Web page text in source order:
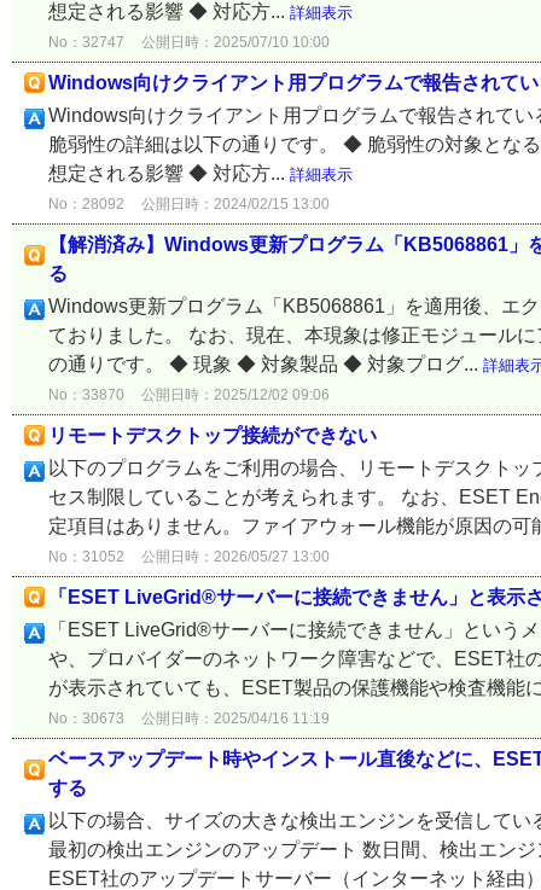
想定される影響 ◆ 対応方... 詳細表示
No：32747 公開日時：2025/07/10 10:00
Windows向けクライアント用プログラムで報告されて
Windows向けクライアント用プログラムで報告されて
脆弱性の詳細は以下の通りです。 ◆ 脆弱性の対象と
想定される影響 ◆ 対応方... 詳細表示
No：28092 公開日時：2024/02/15 13:00
【解消済み】Windows更新プログラム「KB5068861
る
Windows更新プログラム「KB5068861」を適用後、エ
ておりました。 なお、現在、本現象は修正モジュール
の通りです。 ◆ 現象 ◆ 対象製品 ◆ 対象プログ... 詳細表
No：33870 公開日時：2025/12/02 09:06
リモートデスクトップ接続ができない
以下のプログラムをご利用の場合、リモートデスクト
セス制限していることが考えられます。 なお、ESET
定項目はありません。ファイアウォール機能が原因の可
No：31052 公開日時：2026/05/27 13:00
「ESET LiveGrid®サーバーに接続できません」と表示
「ESET LiveGrid®サーバーに接続できません」という
や、プロバイダーのネットワーク障害などで、ESET社
が表示されていても、ESET製品の保護機能や検査機能
No：30673 公開日時：2025/04/16 11:19
ベースアップデート時やインストール直後などに、
する
以下の場合、サイズの大きな検出エンジンを受信して
最初の検出エンジンのアップデート 数日間、検出エン
ESET社のアップデートサーバー（インターネット経由